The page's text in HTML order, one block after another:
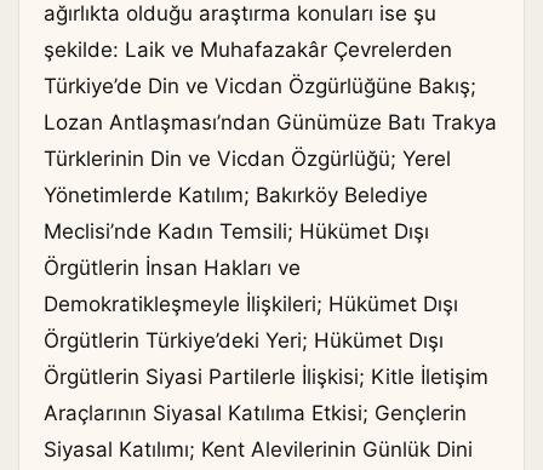
ağırlıkta olduğu araştırma konuları ise şu
şekilde: Laik ve Muhafazakâr Çevrelerden
Türkiye’de Din ve Vicdan Özgürlüğüne Bakış;
Lozan Antlaşması’ndan Günümüze Batı Trakya
Türklerinin Din ve Vicdan Özgürlüğü; Yerel
Yönetimlerde Katılım; Bakırköy Belediye
Meclisi’nde Kadın Temsili; Hükümet Dışı
Örgütlerin İnsan Hakları ve
Demokratikleşmeyle İlişkileri; Hükümet Dışı
Örgütlerin Türkiye’deki Yeri; Hükümet Dışı
Örgütlerin Siyasi Partilerle İlişkisi; Kitle İletişim
Araçlarının Siyasal Katılıma Etkisi; Gençlerin
Siyasal Katılımı; Kent Alevilerinin Günlük Dini